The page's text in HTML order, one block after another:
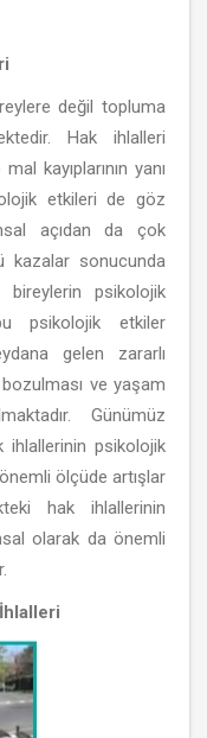
değil topluma
Hak ihlalleri
kayıplarının yanı
etkileri de göz
açıdan da çok
kazalar sonucunda
psikolojik
psikolojik etkiler
gelen zararlı
ve yaşam
Günümüz
ihlallerinin psikolojik
ölçüde artışlar
hak ihlallerinin
olarak da önemli